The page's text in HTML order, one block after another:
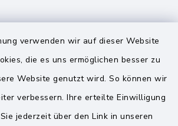
verwenden wir auf dieser Website
die es uns ermöglichen besser zu
Website genutzt wird. So können wir
verbessern. Ihre erteilte Einwilligung
jederzeit über den Link in unseren
Uhr